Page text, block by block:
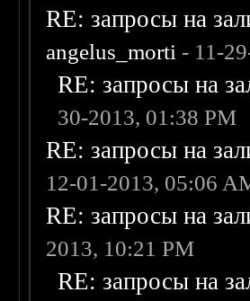
RE: запросы на
angelus_morti - 11-
RE: запросы на
30-2013, 01:38 PM
RE: запросы на
12-01-2013, 05:06
RE: запросы на
2013, 10:21 PM
RE: запросы на